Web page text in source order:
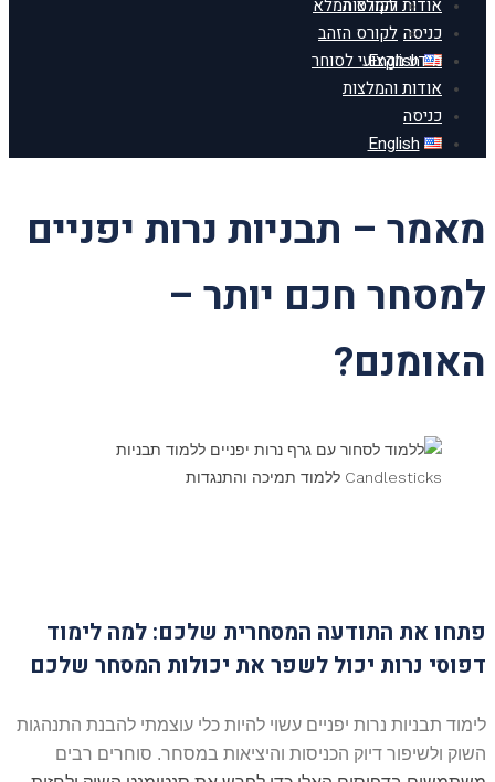
אודות והמלצות
כניסה
English
לקורס המלא
לקורס הזהב
מידע מקצועי לסוחר
אודות והמלצות
כניסה
English
מאמר – תבניות נרות יפניים
למסחר חכם יותר –
האומנם?
פתחו את התודעה המסחרית שלכם: למה לימוד
דפוסי נרות יכול לשפר את יכולות המסחר שלכם
לימוד תבניות נרות יפניים עשוי להיות כלי עוצמתי להבנת התנהגות
השוק ולשיפור דיוק הכניסות והיציאות במסחר. סוחרים רבים